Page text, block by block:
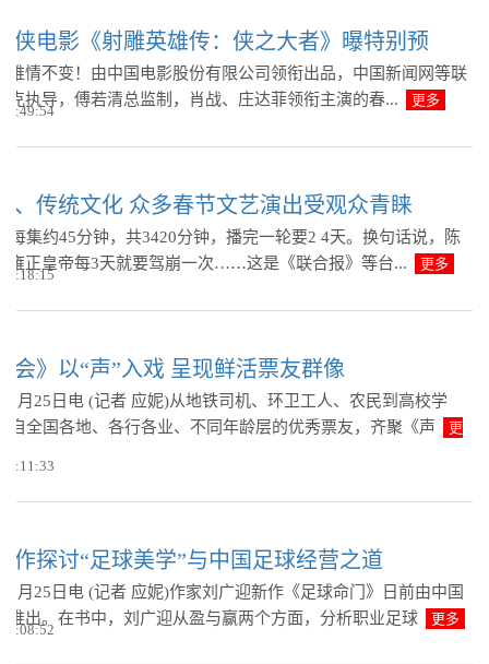
侠电影《射雕英雄传：侠之大者》曝特别预
唯情不变！由中国电影股份有限公司领衔出品，中国新闻网等联
克执导，傅若清总监制，肖战、庄达菲领衔主演的春...
更多
、传统文化 众多春节文艺演出受观众青睐
每集约45分钟，共3420分钟，播完一轮要2 4天。换句话说，陈
雍正皇帝每3天就要驾崩一次……这是《联合报》等台...
更多
会》以“声”入戏 呈现鲜活票友群像
1月25日电 (记者 应妮)从地铁司机、环卫工人、农民到高校学
自全国各地、各行各业、不同年龄层的优秀票友，齐聚《声
更
作探讨“足球美学”与中国足球经营之道
1月25日电 (记者 应妮)作家刘广迎新作《足球命门》日前由中国
推出。在书中，刘广迎从盈与赢两个方面，分析职业足球
更多